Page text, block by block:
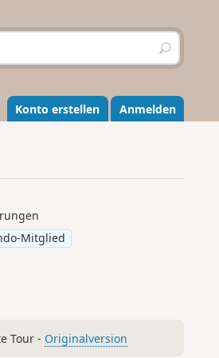
S
u
h
e
n
Konto erstellen Anmelden
Mitglied
Tour - Originalversion